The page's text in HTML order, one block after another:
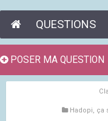
QUESTIONS
Hadopi, ça
POSER MA QUESTION